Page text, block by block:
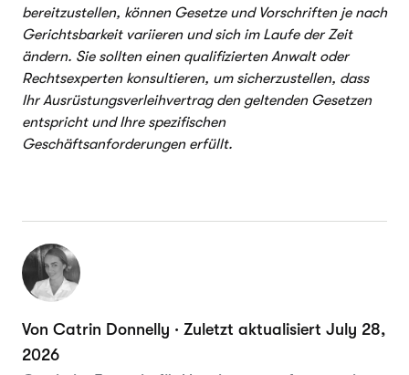
bereitzustellen, können Gesetze und Vorschriften je nach
Gerichtsbarkeit variieren und sich im Laufe der Zeit
ändern. Sie sollten einen qualifizierten Anwalt oder
Rechtsexperten konsultieren, um sicherzustellen, dass
Ihr Ausrüstungsverleihvertrag den geltenden Gesetzen
entspricht und Ihre spezifischen
Geschäftsanforderungen erfüllt.
Von Catrin Donnelly · Zuletzt aktualisiert July 28,
2026